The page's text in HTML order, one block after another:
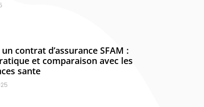
contrat d’assurance SFAM :
et comparaison avec les
sante